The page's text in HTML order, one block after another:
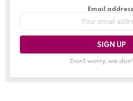
Email
Don't worry, we